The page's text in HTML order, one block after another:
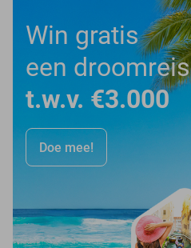
Win gratis
een droomreis
t.w.v. €3.000
Doe mee!